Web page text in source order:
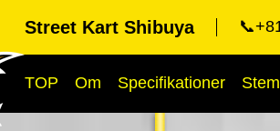
Street Kart Shibuya
TOP Om Specifikationer